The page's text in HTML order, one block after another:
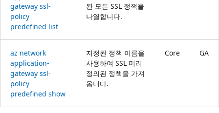
gateway ssl-
policy
predefined list
된 모든 SSL 정책을
나열합니다.
az network
application-
gateway ssl-
policy
predefined show
지정된 정책 이름을
사용하여 SSL 미리
정의된 정책을 가져
옵니다.
Core GA